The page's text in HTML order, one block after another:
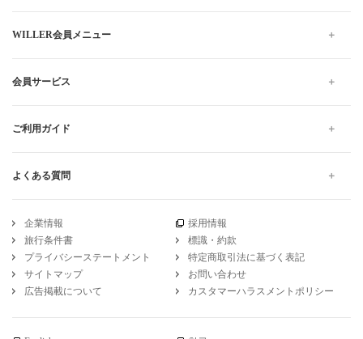
WILLER会員メニュー
会員サービス
ご利用ガイド
よくある質問
企業情報
採用情報
旅行条件書
標識・約款
プライバシーステートメント
特定商取引法に基づく表記
サイトマップ
お問い合わせ
広告掲載について
カスタマーハラスメントポリシー